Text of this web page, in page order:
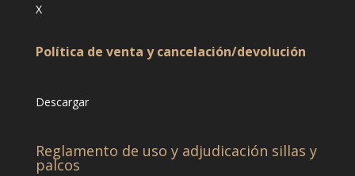
X
Política de venta y cancelación/devolución
Descargar
Reglamento de uso y adjudicación sillas y
palcos